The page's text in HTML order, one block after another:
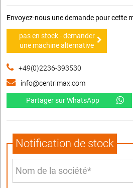
Envoyez-nous une demande pour cette
pas en stock - demander
une machine alternative
+49(0)2236-393530
info@centrimax.com
Partager sur WhatsApp
Notification de stock